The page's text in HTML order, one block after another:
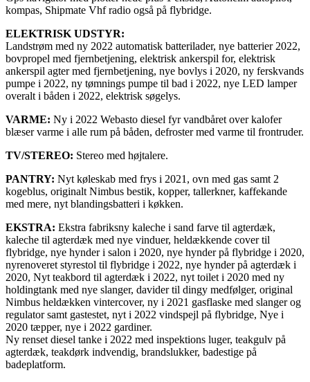
kompas, Shipmate Vhf radio også på flybridge.
ELEKTRISK UDSTYR:
Landstrøm med ny 2022 automatisk batterilader, nye batterier 2022,
bovpropel med fjernbetjening, elektrisk ankerspil for, elektrisk
ankerspil agter med fjernbetjening, nye bovlys i 2020, ny ferskvands
pumpe i 2022, ny tømnings pumpe til bad i 2022, nye LED lamper
overalt i båden i 2022, elektrisk søgelys.
VARME: Ny i 2022 Webasto diesel fyr vandbåret over kalofer
blæser varme i alle rum på båden, defroster med varme til frontruder.
TV/STEREO: Stereo med højtalere.
PANTRY: Nyt køleskab med frys i 2021, ovn med gas samt 2
kogeblus, originalt Nimbus bestik, kopper, tallerkner, kaffekande
med mere, nyt blandingsbatteri i køkken.
EKSTRA: Ekstra fabriksny kaleche i sand farve til agterdæk,
kaleche til agterdæk med nye vinduer, heldækkende cover til
flybridge, nye hynder i salon i 2020, nye hynder på flybridge i 2020,
nyrenoveret styrestol til flybridge i 2022, nye hynder på agterdæk i
2020, Nyt teakbord til agterdæk i 2022, nyt toilet i 2020 med ny
holdingtank med nye slanger, davider til dingy medfølger, original
Nimbus heldækken vintercover, ny i 2021 gasflaske med slanger og
regulator samt gastestet, nyt i 2022 vindspejl på flybridge, Nye i
2020 tæpper, nye i 2022 gardiner.
Ny renset diesel tanke i 2022 med inspektions luger, teakgulv på
agterdæk, teakdørk indvendig, brandslukker, badestige på
badeplatform.